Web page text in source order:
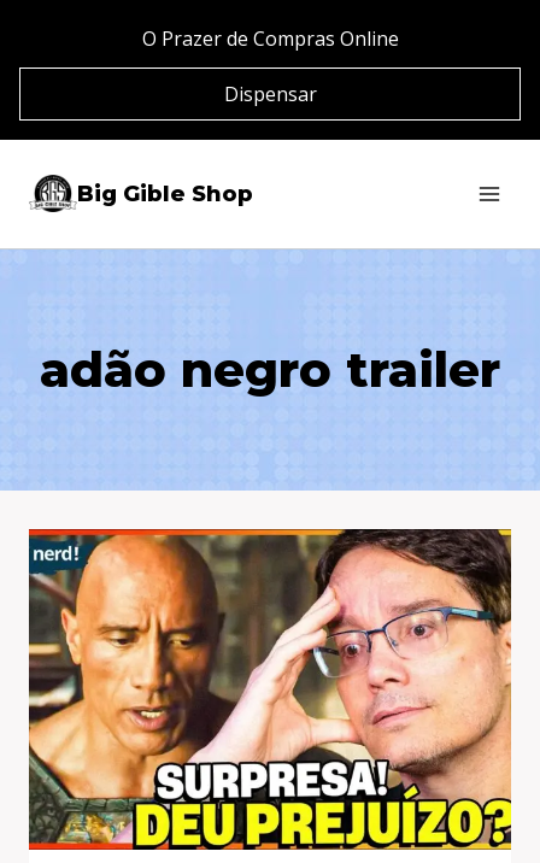
Conteúdo
O Prazer de Compras Online
Dispensar
Big Gible Shop
adão negro trailer